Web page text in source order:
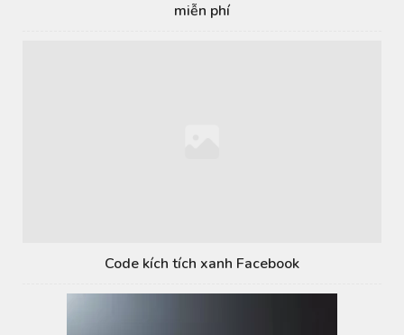
miễn phí
Code kích tích xanh Facebook